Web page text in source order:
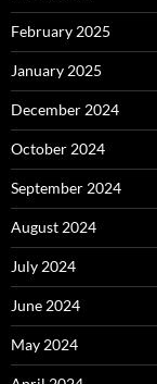
February 2025
January 2025
December 2024
October 2024
September 2024
August 2024
July 2024
June 2024
May 2024